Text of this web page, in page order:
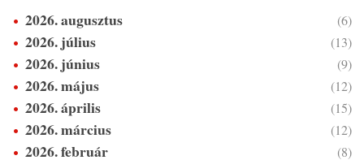
2026. augusztus (6)
2026. július (13)
2026. június (9)
2026. május (12)
2026. április (15)
2026. március (12)
2026. február (8)